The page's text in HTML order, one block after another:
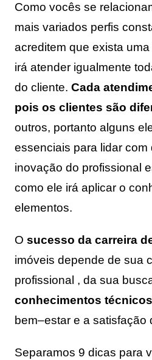
Como vocês se
mais variados perfis
acreditem que exista
irá atender igualmente
do cliente. Cada
pois os clientes são
outros, portanto alguns
essenciais para lidar com
inovação do profissional
como ele irá aplicar o
elementos.
O sucesso da carreira
imóveis depende de sua
profissional , da sua
conhecimentos técnicos
bem–estar e a satisfação
Separamos 9 dicas para